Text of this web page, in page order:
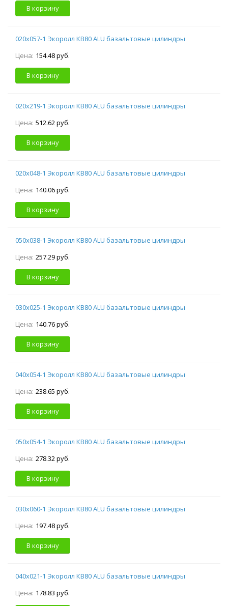
В корзину
020х057-1 Экоролл КВ80 ALU базальтовые цилиндры
Цена: 154.48 руб.
В корзину
020х219-1 Экоролл КВ80 ALU базальтовые цилиндры
Цена: 512.62 руб.
В корзину
020х048-1 Экоролл КВ80 ALU базальтовые цилиндры
Цена: 140.06 руб.
В корзину
050х038-1 Экоролл КВ80 ALU базальтовые цилиндры
Цена: 257.29 руб.
В корзину
030х025-1 Экоролл КВ80 ALU базальтовые цилиндры
Цена: 140.76 руб.
В корзину
040х054-1 Экоролл КВ80 ALU базальтовые цилиндры
Цена: 238.65 руб.
В корзину
050х054-1 Экоролл КВ80 ALU базальтовые цилиндры
Цена: 278.32 руб.
В корзину
030х060-1 Экоролл КВ80 ALU базальтовые цилиндры
Цена: 197.48 руб.
В корзину
040х021-1 Экоролл КВ80 ALU базальтовые цилиндры
Цена: 178.83 руб.